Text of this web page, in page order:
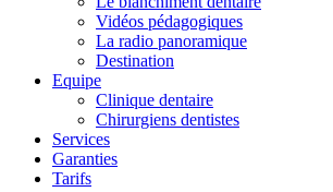
Vidéos pédagogiques
La radio panoramique
Destination
Equipe
Clinique dentaire
Chirurgiens dentistes
Services
Garanties
Tarifs